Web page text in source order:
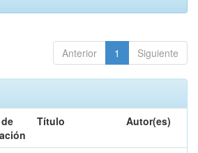
Anterior 1 Siguiente
Título Autor(es)